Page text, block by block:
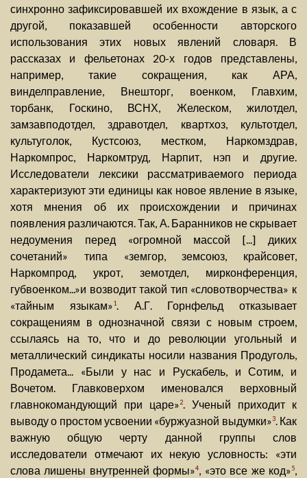
синхронно зафиксировавшей их вхождение в язык, а с
другой, показавшей особенности авторского
использования этих новых явлений словаря. В
рассказах и фельетонах 20-х годов представлены,
например, такие сокращения, как АРА,
винделправление, Внешторг, военком, Главхим,
торбанк, Госкино, ВСНХ, Желеском, жилотдел,
замзавподотдел, здравотдел, квартхоз, культотдел,
культуголок, Кустсоюз, местком, Наркомздрав,
Наркомпрос, Наркомтруд, Нарпит, нэп и другие.
Исследователи лексики рассматриваемого периода
характеризуют эти единицы как новое явление в языке,
хотя мнения об их происхождении и причинах
появления различаются. Так, А. Баранников не скрывает
недоумения перед «огромной массой [...] диких
сочетаний» типа «земгор, земсоюз, крайсовет,
Наркомпрод, укрот, земотдел, мирконференция,
губвоенком...»и возводит такой тип «словотворчества» к
«тайным языкам»1. А.Г. Горнфельд отказывает
сокращениям в однозначной связи с новым строем,
ссылаясь на то, что и до революции угольный и
металлический синдикаты носили названия Продуголь,
Продамета... «Были у нас и Рускабель, и Сотим, и
Вочетом. Главковерхом именовался верховный
главнокомандующий при царе»2. Ученый приходит к
выводу о простом усвоении «буржуазной выдумки»3. Как
важную общую черту данной группы слов
исследователи отмечают их некую условность: «эти
слова лишены внутренней формы»4, «это все же код»5,